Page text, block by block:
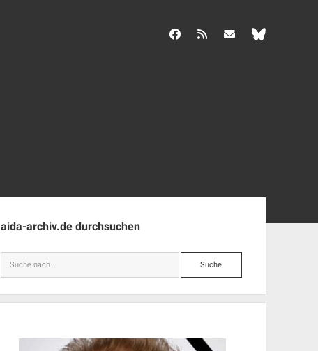
facebook info@aida-archiv.de
aida-archiv.de durchsuchen
Suche